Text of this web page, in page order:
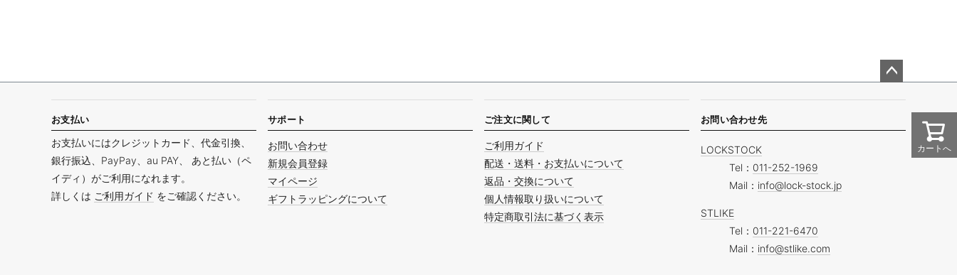
カートへ
ジト
へ
お支払い
お支払いにはクレジットカード、代金引換、
銀行振込、PayPay、au PAY、 あと払い（ペ
イディ）がご利用になれます。
詳しくは ご利用ガイド をご確認ください。
サポート
お問い合わせ
新規会員登録
マイページ
ギフトラッピングについて
ご注文に関して
ご利用ガイド
配送・送料・お支払いについて
返品・交換について
個人情報取り扱いについて
特定商取引法に基づく表示
お問い合わせ先
LOCKSTOCK
Tel： 011-252-1969
Mail： info@lock-stock.jp
STLIKE
Tel： 011-221-6470
Mail： info@stlike.com